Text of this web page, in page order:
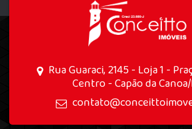
Rua Guaraci, 2145 - Loja 1 -
Centro - Capão da Canoa/